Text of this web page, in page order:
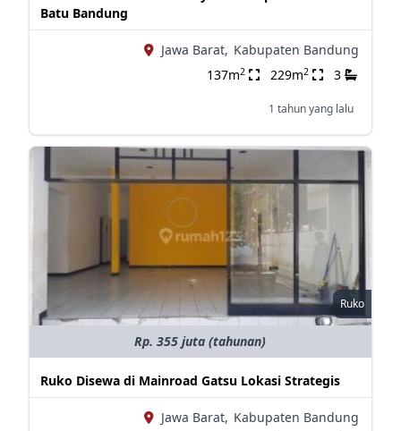
Batu Bandung
Jawa Barat, Kabupaten Bandung
137m2 229m2 3
1 tahun yang lalu
Ruko
Rp. 355 juta (tahunan)
Ruko Disewa di Mainroad Gatsu Lokasi Strategis
Jawa Barat, Kabupaten Bandung